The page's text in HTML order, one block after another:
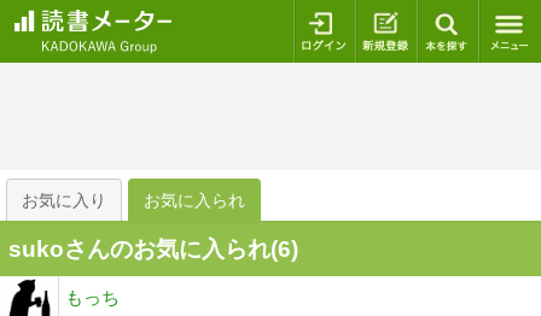
ログイン 新規登録
お気に入り お気に入られ
sukoさんのお気に入られ(6)
もっち